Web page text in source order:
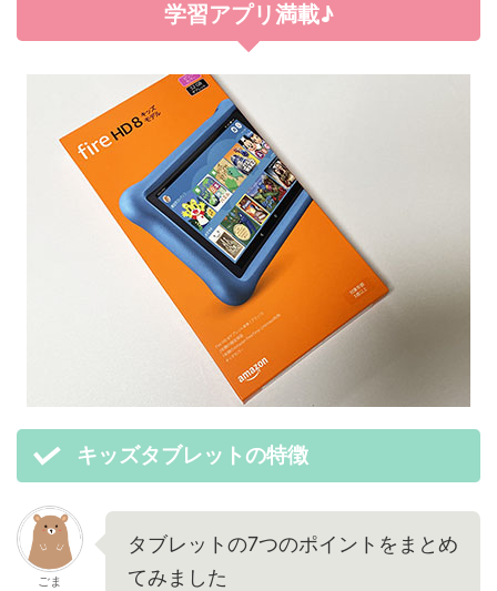
学習アプリ満載♪
キッズタブレットの特徴
ごま
タブレットの7つのポイントをまとめ
てみました